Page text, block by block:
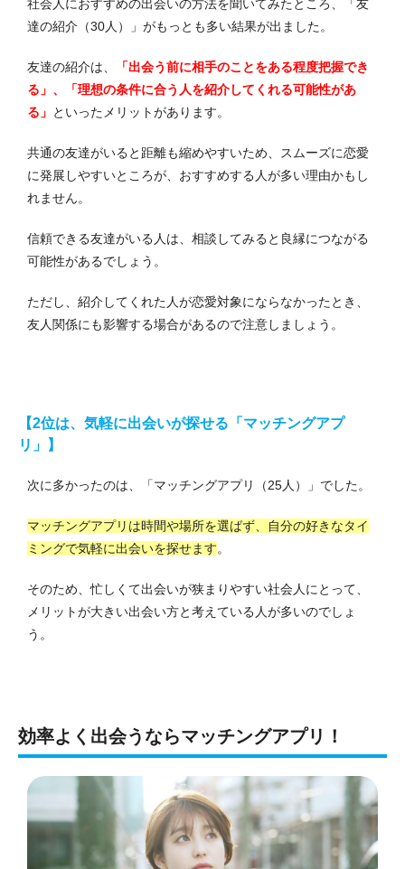
社会人におすすめの出会いの方法を聞いてみたところ、「友
達の紹介（30人）」がもっとも多い結果が出ました。
友達の紹介は、
「出会う前に相手のことをある程度把握でき
る」、「理想の条件に合う人を紹介してくれる可能性があ
る」 といったメリットがあります。
共通の友達がいると距離も縮めやすいため、スムーズに恋愛
に発展しやすいところが、おすすめする人が多い理由かもし
れません。
信頼できる友達がいる人は、相談してみると良縁につながる
可能性があるでしょう。
ただし、紹介してくれた人が恋愛対象にならなかったとき、
友人関係にも影響する場合があるので注意しましょう。
【2位は、気軽に出会いが探せる「マッチングアプ
リ」】
次に多かったのは、「マッチングアプリ（25人）」でした。
マッチングアプリは時間や場所を選ばず、自分の好きなタイ
ミングで気軽に出会いを探せます。
そのため、忙しくて出会いが狭まりやすい社会人にとって、
メリットが大きい出会い方と考えている人が多いのでしょ
う。
効率よく出会うならマッチングアプリ！